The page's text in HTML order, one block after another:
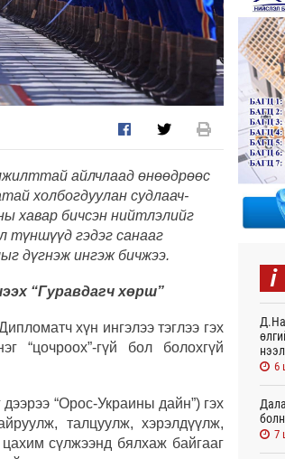
айлчлаад өнөөдрөөс
холбогдуулан судлаач-
хавар бичсэн нийтлэлийг
түншүүд гэдэг санааг
дүгнэж ингэж бичжээ.​
“Гуравдагч хөрш”
хүн ингэлээ тэглээ гэх
“цочроох”-гүй бол болохгүй
“Орос-Украины дайн”) гэх
талцуулж, хэрэлдүүлж,
сүлжээнд бялхаж байгааг
i
6
7